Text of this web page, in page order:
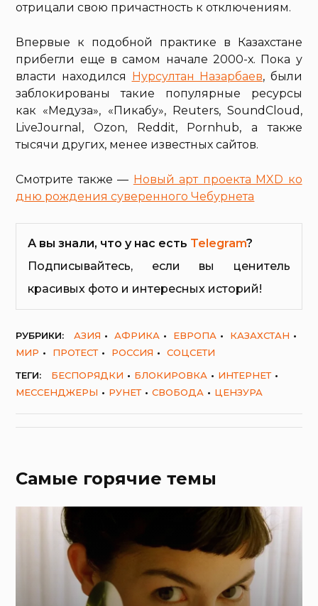
отрицали свою причастность к отключениям.
Впервые к подобной практике в Казахстане
прибегли еще в самом начале 2000-х. Пока у
власти находился
Нурсултан Назарбаев, были
заблокированы такие популярные ресурсы
как «Медуза», «Пикабу», Reuters, SoundCloud,
LiveJournal, Ozon, Reddit, Pornhub, а также
тысячи других, менее известных сайтов.
Смотрите также — Новый арт проекта MXD ко
дню рождения суверенного Чебурнета
А вы знали, что у нас есть Telegram?
Подписывайтесь, если вы ценитель
красивых фото и интересных историй!
РУБРИКИ: АЗИЯ АФРИКА ЕВРОПА
КАЗАХСТАН
МИР
ПРОТЕСТ РОССИЯ
СОЦСЕТИ
ТЕГИ:
БЕСПОРЯДКИ БЛОКИРОВКА
ИНТЕРНЕТ
МЕССЕНДЖЕРЫ
РУНЕТ СВОБОДА ЦЕНЗУРА
Самые горячие темы